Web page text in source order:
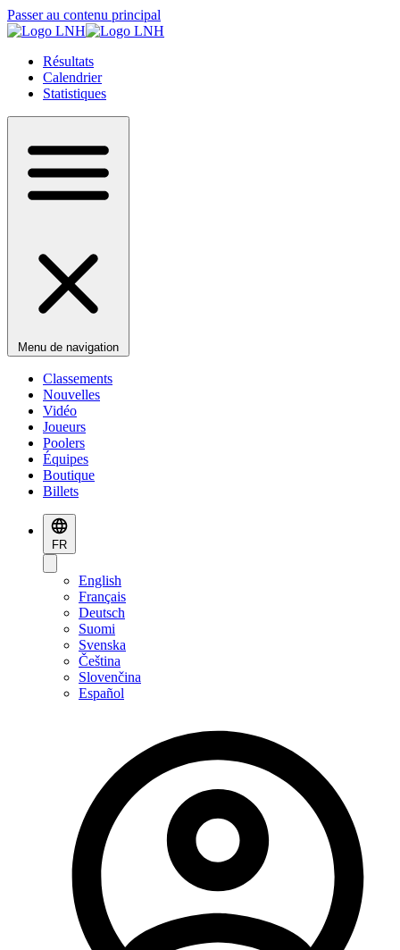
Passer au contenu principal
Résultats
Calendrier
Statistiques
Menu de navigation
Classements
Nouvelles
Vidéo
Joueurs
Poolers
Équipes
Boutique
Billets
FR
English
Français
Deutsch
Suomi
Svenska
Čeština
Slovenčina
Español